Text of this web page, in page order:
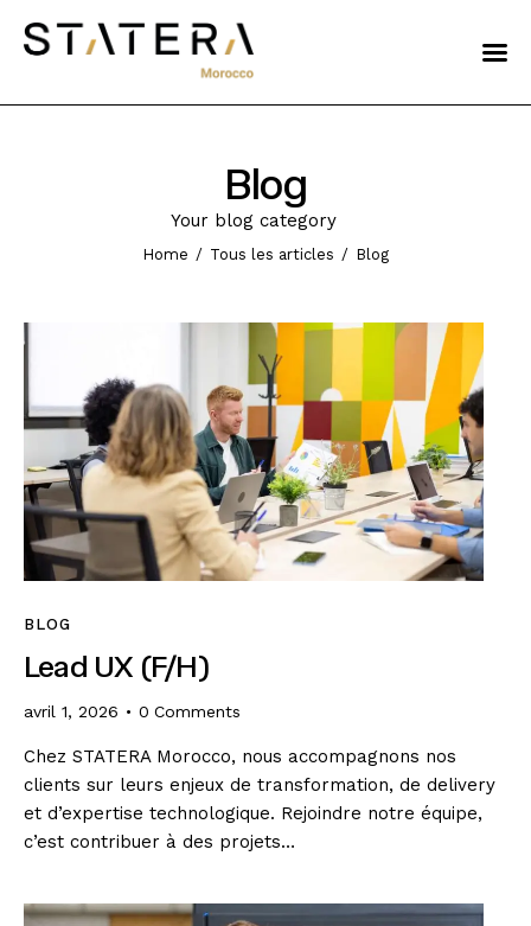
Blog
Your blog category
Home Tous les articles Blog
Nos offres
Instagram
BLOG
Lead UX (F/H)
avril 1, 2026 0 Comments
Chez STATERA Morocco, nous accompagnons nos
clients sur leurs enjeux de transformation, de delivery
et d’expertise technologique. Rejoindre notre équipe,
c’est contribuer à des projets…